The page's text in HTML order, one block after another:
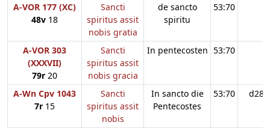
A-VOR 177 (XC)
48v 18
Sancti
spiritus assit
nobis gratia
de sancto
spiritu
53:70
A-VOR 303
(XXXVII)
79r 20
Sancti
spiritus assit
nobis gracia
In pentecosten 53:70
A-Wn Cpv 1043
7r 15
Sancti
spiritus assit
nobis
In sancto die
Pentecostes
53:70 d28